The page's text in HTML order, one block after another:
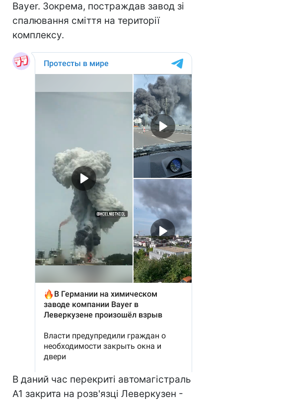
Bayer. Зокрема, постраждав завод зі
спалювання сміття на території
комплексу.
В даний час перекриті автомагістраль
A1 закрита на розв'язці Леверкузен -